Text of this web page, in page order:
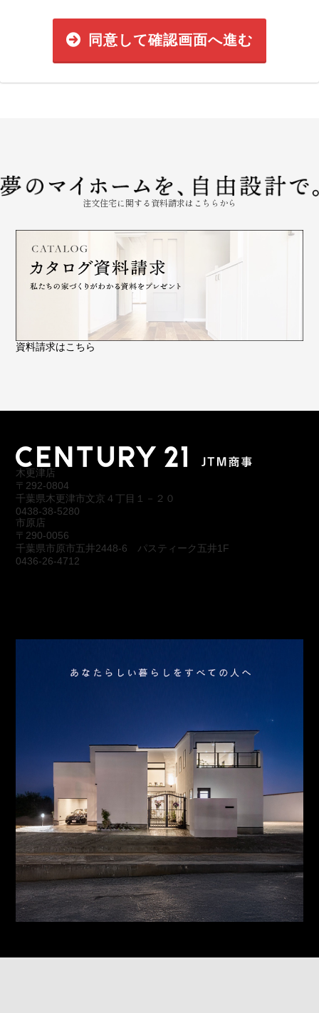
同意して確認画面へ進む
注文住宅に関する資料請求はこちらから
資料請求はこちら
木更津店
〒292-0804
千葉県木更津市文京４丁目１－２０
0438-38-5280
市原店
〒290-0056
千葉県市原市五井2448-6 パスティーク五井1F
0436-26-4712